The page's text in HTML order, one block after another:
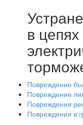
в
Повреждение
Повреждение
Повреждения
Повреждения в